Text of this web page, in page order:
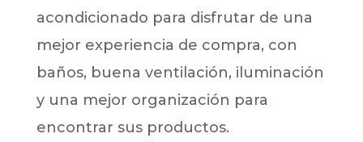
acondicionado para disfrutar de una
mejor experiencia de compra, con
baños, buena ventilación, iluminación
y una mejor organización para
encontrar sus productos.